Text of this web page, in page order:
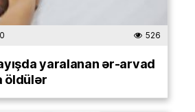
526
yaralanan ər-arvad
öldülər